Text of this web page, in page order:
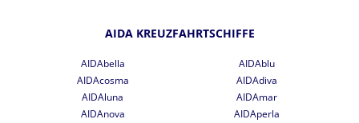
AIDA KREUZFAHRTSCHIFFE
AIDAbella
AIDAblu
AIDAcosma
AIDAdiva
AIDAluna
AIDAmar
AIDAnova
AIDAperla